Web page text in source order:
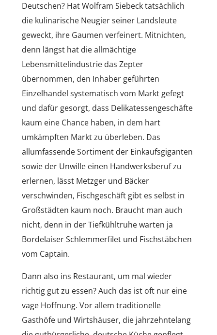
Deutschen? Hat Wolfram Siebeck tatsächlich
die kulinarische Neugier seiner Landsleute
geweckt, ihre Gaumen verfeinert. Mitnichten,
denn längst hat die allmächtige
Lebensmittelindustrie das Zepter
übernommen, den Inhaber geführten
Einzelhandel systematisch vom Markt gefegt
und dafür gesorgt, dass Delikatessengeschäfte
kaum eine Chance haben, in dem hart
umkämpften Markt zu überleben. Das
allumfassende Sortiment der Einkaufsgiganten
sowie der Unwille einen Handwerksberuf zu
erlernen, lässt Metzger und Bäcker
verschwinden, Fischgeschäft gibt es selbst in
Großstädten kaum noch. Braucht man auch
nicht, denn in der Tiefkühltruhe warten ja
Bordelaiser Schlemmerfilet und Fischstäbchen
vom Captain.
Dann also ins Restaurant, um mal wieder
richtig gut zu essen? Auch das ist oft nur eine
vage Hoffnung. Vor allem traditionelle
Gasthöfe und Wirtshäuser, die jahrzehntelang